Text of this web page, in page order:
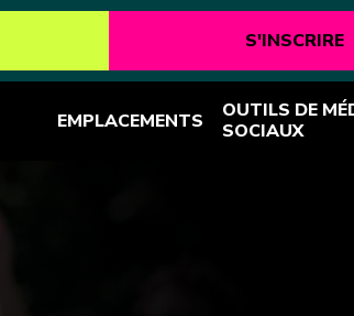
S'INSCRIRE
EMPLACEMENTS
OUTILS DE
SOCIAUX